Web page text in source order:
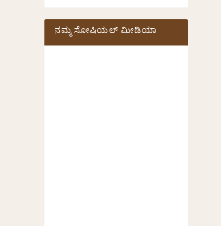
ನಮ್ಮ ಸೋಷಿಯಲ್‌ ಮೀಡಿಯಾ